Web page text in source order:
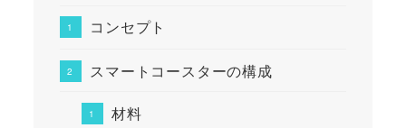
コンセプト
スマートコースターの構成
材料